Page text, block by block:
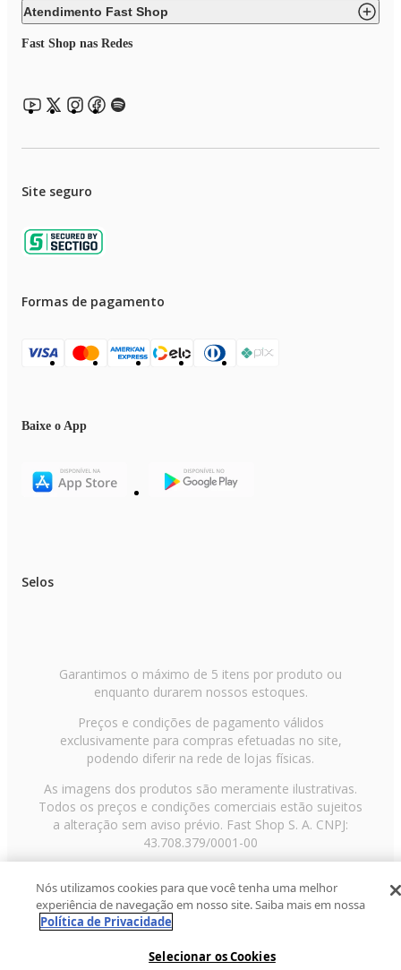
Atendimento Fast Shop
Fast Shop nas Redes
Site seguro
Formas de pagamento
Baixe o App
Selos
Garantimos o máximo de 5 itens por produto ou
enquanto durarem nossos estoques.
Preços e condições de pagamento válidos
exclusivamente para compras efetuadas no site,
podendo diferir na rede de lojas físicas.
As imagens dos produtos são meramente ilustrativas.
Todos os preços e condições comerciais estão sujeitos
a alteração sem aviso prévio. Fast Shop S. A. CNPJ:
43.708.379/0001-00
Paulo/SP, CEP 02029-001, Telefone: 11 3003-3728 ©
2013 Fast Shop - Todos os direitos reservadosRF
Nós utilizamos cookies para que você tenha uma melhor
experiência de navegação em nosso site. Saiba mais em nossa
Política de Privacidade
Selecionar os Cookies